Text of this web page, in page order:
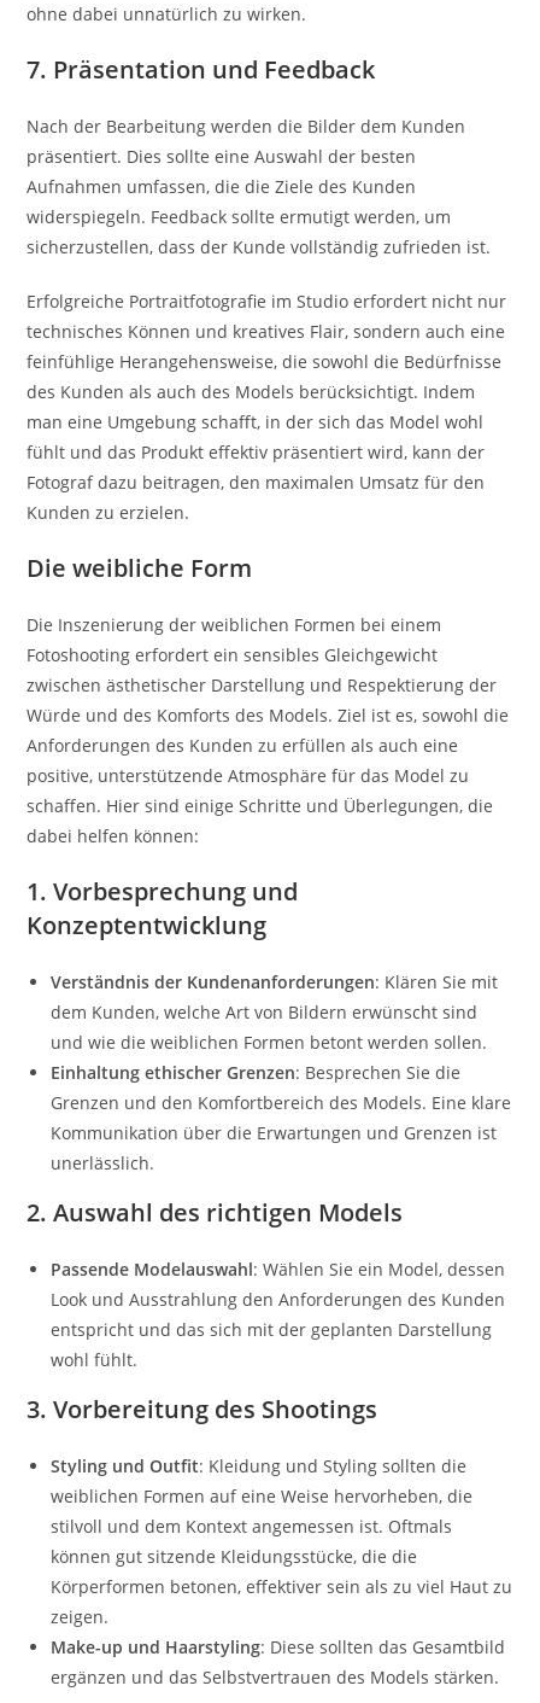
ohne dabei unnatürlich zu wirken.
7. Präsentation und Feedback
Nach der Bearbeitung werden die Bilder dem Kunden
präsentiert. Dies sollte eine Auswahl der besten
Aufnahmen umfassen, die die Ziele des Kunden
widerspiegeln. Feedback sollte ermutigt werden, um
sicherzustellen, dass der Kunde vollständig zufrieden ist.
Erfolgreiche Portraitfotografie im Studio erfordert nicht nur
technisches Können und kreatives Flair, sondern auch eine
feinfühlige Herangehensweise, die sowohl die Bedürfnisse
des Kunden als auch des Models berücksichtigt. Indem
man eine Umgebung schafft, in der sich das Model wohl
fühlt und das Produkt effektiv präsentiert wird, kann der
Fotograf dazu beitragen, den maximalen Umsatz für den
Kunden zu erzielen.
Die weibliche Form
Die Inszenierung der weiblichen Formen bei einem
Fotoshooting erfordert ein sensibles Gleichgewicht
zwischen ästhetischer Darstellung und Respektierung der
Würde und des Komforts des Models. Ziel ist es, sowohl die
Anforderungen des Kunden zu erfüllen als auch eine
positive, unterstützende Atmosphäre für das Model zu
schaffen. Hier sind einige Schritte und Überlegungen, die
dabei helfen können:
1. Vorbesprechung und
Konzeptentwicklung
Verständnis der Kundenanforderungen: Klären Sie mit
dem Kunden, welche Art von Bildern erwünscht sind
und wie die weiblichen Formen betont werden sollen.
Einhaltung ethischer Grenzen: Besprechen Sie die
Grenzen und den Komfortbereich des Models. Eine klare
Kommunikation über die Erwartungen und Grenzen ist
unerlässlich.
2. Auswahl des richtigen Models
Passende Modelauswahl: Wählen Sie ein Model, dessen
Look und Ausstrahlung den Anforderungen des Kunden
entspricht und das sich mit der geplanten Darstellung
wohl fühlt.
3. Vorbereitung des Shootings
Styling und Outfit: Kleidung und Styling sollten die
weiblichen Formen auf eine Weise hervorheben, die
stilvoll und dem Kontext angemessen ist. Oftmals
können gut sitzende Kleidungsstücke, die die
Körperformen betonen, effektiver sein als zu viel Haut zu
zeigen.
Make-up und Haarstyling: Diese sollten das Gesamtbild
ergänzen und das Selbstvertrauen des Models stärken.